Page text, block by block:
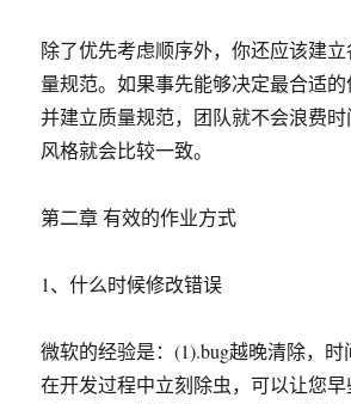
除了优先考虑顺序外，你还应该建
量规范。如果事先能够决定最合适的
并建立质量规范，团队就不会浪费
风格就会比较一致。
第二章 有效的作业方式
1、什么时候修改错误
微软的经验是：(1).bug越晚清除，时
在开发过程中立刻除虫，可以让您